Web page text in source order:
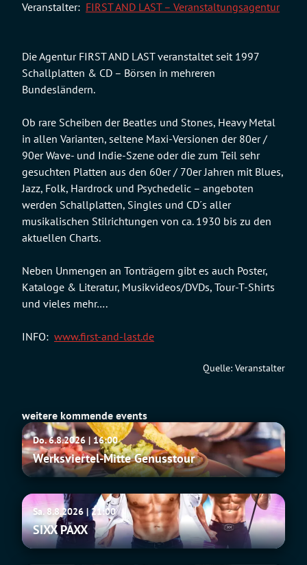
Die Agentur FIRST AND LAST veranstaltet seit 1997
Schallplatten & CD – Börsen in mehreren
Bundesländern.
Ob rare Scheiben der Beatles und Stones, Heavy Metal
in allen Varianten, seltene Maxi-Versionen der 80er /
90er Wave- und Indie-Szene oder die zum Teil sehr
gesuchten Platten aus den 60er / 70er Jahren mit Blues,
Jazz, Folk, Hardrock und Psychedelic – angeboten
werden Schallplatten, Singles und CD´s aller
musikalischen Stilrichtungen von ca. 1930 bis zu den
aktuellen Charts.
Neben Unmengen an Tonträgern gibt es auch Poster,
Kataloge & Literatur, Musikvideos/DVDs, Tour-T-Shirts
und vieles mehr….
INFO: www.first-and-last.de
Quelle: Veranstalter
weitere kommende events
Werksviertel-
Mitte
Genusstour
Do. 6.8.2026 | 16:00
Werksviertel-Mitte Genusstour
SIXX
PAXXSa. 8.8.2026 | 21:00
SIXX PAXX
Veranstalter: FIRST AND LAST – Veranstaltungsagentur